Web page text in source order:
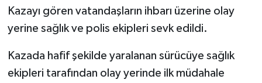
Kazayı gören vatandaşların ihbarı üzerine olay
yerine sağlık ve polis ekipleri sevk edildi.
Kazada hafif şekilde yaralanan sürücüye sağlık
ekipleri tarafından olay yerinde ilk müdahale